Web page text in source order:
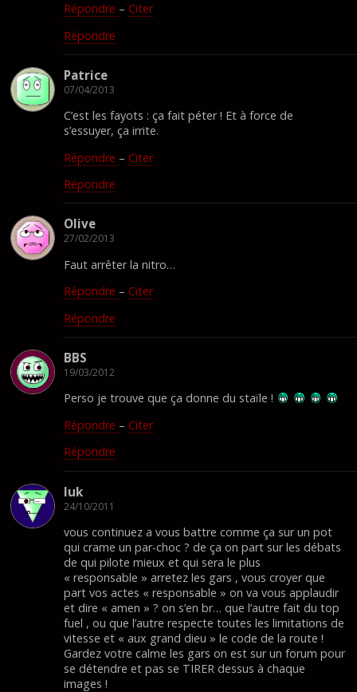
Répondre – Citer
Répondre
Patrice
07/04/2013
C’est les fayots : ça fait péter ! Et à force de
s’essuyer, ça irrite.
Répondre – Citer
Répondre
Olive
27/02/2013
Faut arrêter la nitro…
Répondre – Citer
Répondre
BBS
19/03/2012
Perso je trouve que ça donne du staïle !
Répondre – Citer
Répondre
luk
24/10/2011
vous continuez a vous battre comme ça sur un pot
qui crame un par-choc ? de ça on part sur les débats
de qui pilote mieux et qui sera le plus
« responsable » arretez les gars , vous croyer que
part vos actes « responsable » on va vous applaudir
et dire « amen » ? on s’en br… que l’autre fait du top
fuel , ou que l’autre respecte toutes les limitations de
vitesse et « aux grand dieu » le code de la route !
Gardez votre calme les gars on est sur un forum pour
se détendre et pas se TIRER dessus à chaque
images !